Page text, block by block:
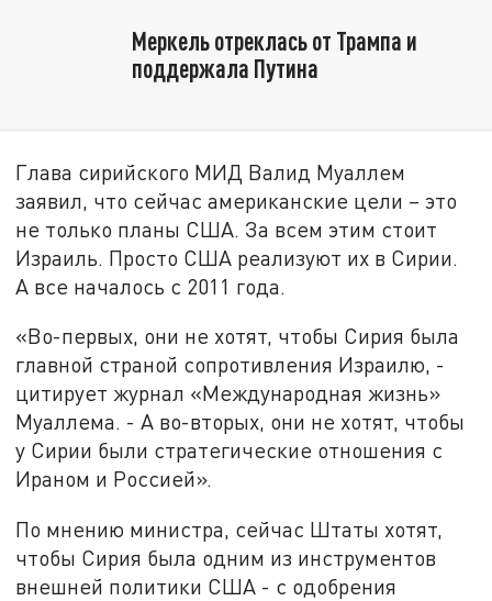
Меркель отреклась от Трампа и
поддержала Путина
Глава сирийского МИД Валид Муаллем
заявил, что сейчас американские цели – это
не только планы США. За всем этим стоит
Израиль. Просто США реализуют их в Сирии.
А все началось с 2011 года.
«Во-первых, они не хотят, чтобы Сирия была
главной страной сопротивления Израилю, -
цитирует журнал «Международная жизнь»
Муаллема. - А во-вторых, они не хотят, чтобы
у Сирии были стратегические отношения с
Ираном и Россией».
По мнению министра, сейчас Штаты хотят,
чтобы Сирия была одним из инструментов
внешней политики США - с одобрения